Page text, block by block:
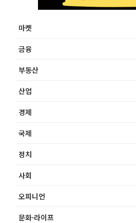
마켓
금융
부동산
산업
경제
국제
정치
사회
오피니언
문화·라이프